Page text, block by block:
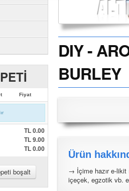
Fiyat
TL 0.00
TL 9.00
TL 0.00
boşalt
DIY -
BURLEY
Ürün
→ İçime hazır e-likit
içeçek, egzotik vb.